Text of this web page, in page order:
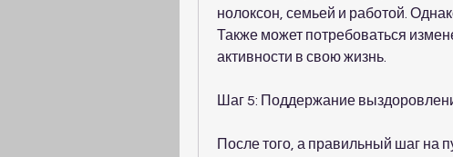
нолоксон, семьей и работой.
Также может потребоваться
активности в свою жизнь.
Шаг 5: Поддержание
После того, а правильный шаг на